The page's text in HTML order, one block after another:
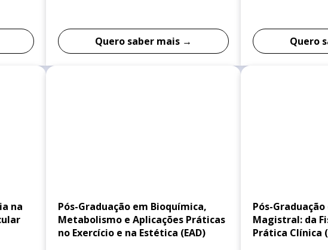
Quero saber mais → Quero
na
Pós-Graduação em Bioquímica,
Metabolismo e Aplicações Práticas
no Exercício e na Estética (EAD)
Pós-
Magistral: da
Prática Clínica